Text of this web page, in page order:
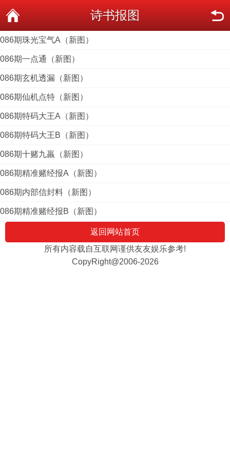
诗书报图
086期珠光宝气A（新图）
086期一点通（新图）
086期玄机透漏（新图）
086期仙机点特（新图）
086期特码大王A（新图）
086期特码大王B（新图）
086期十赌九羸（新图）
086期精准赌经报A（新图）
086期内部信封料（新图）
086期精准赌经报B（新图）
返回网站首页
所有内容载自互联网谨供友友娱乐参考!
CopyRight@2006-2026